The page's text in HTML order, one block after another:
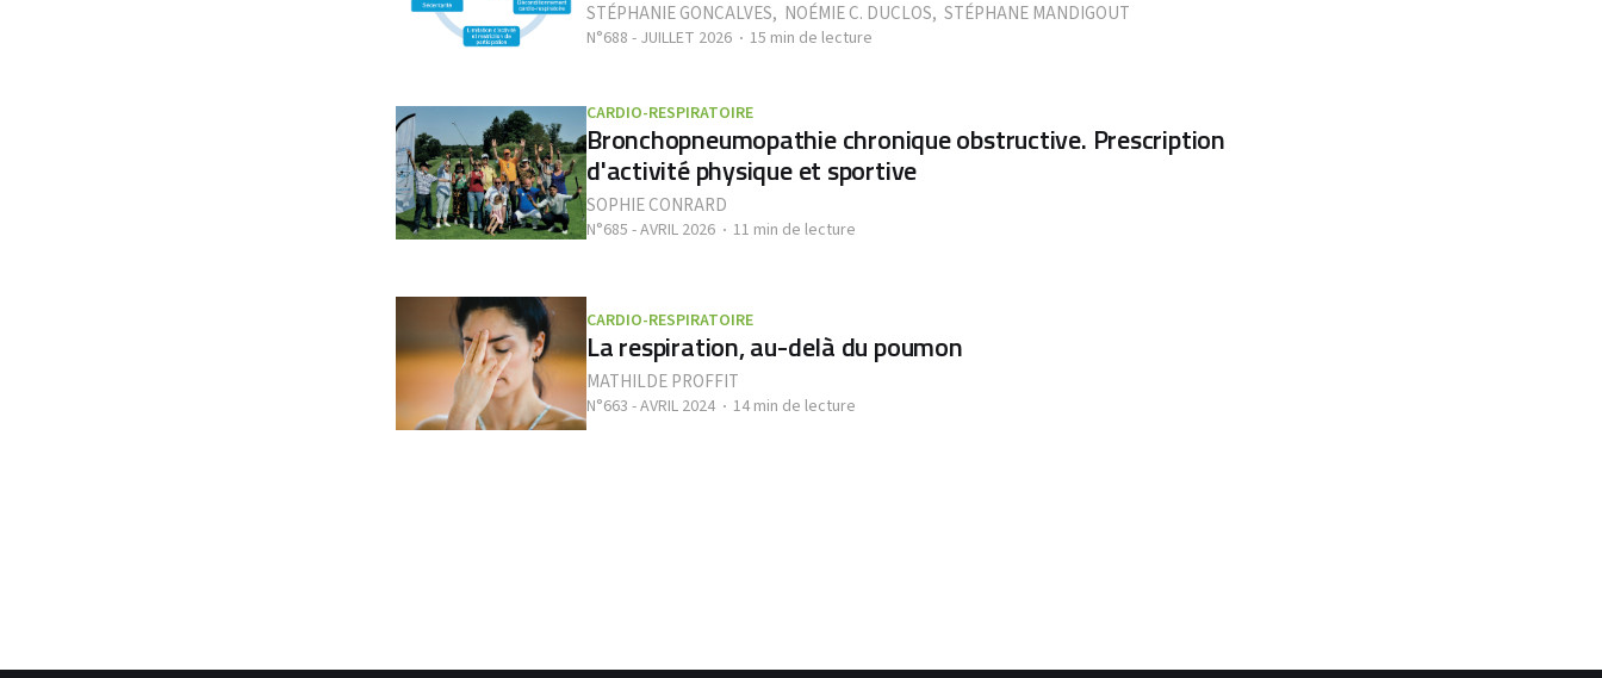
STÉPHANIE GONCALVES, NOÉMIE C. DUCLOS, STÉPHANE MANDIGOUT
N°688 - JUILLET 2026 15 min de lecture
CARDIO-RESPIRATOIRE
Bronchopneumopathie chronique obstructive. Prescription
d'activité physique et sportive
SOPHIE CONRARD
N°685 - AVRIL 2026 11 min de lecture
CARDIO-RESPIRATOIRE
La respiration, au-delà du poumon
MATHILDE PROFFIT
N°663 - AVRIL 2024 14 min de lecture